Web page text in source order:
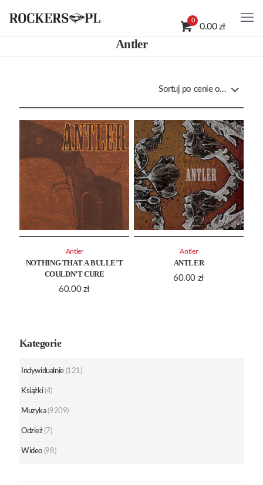
0
0.00 zł
Antler
NOTHING THAT A BULLE’T
COULDN’T CURE
60.00 zł
Antler
ANTLER
60.00 zł
Antler
Kategorie
Indywidualnie (121)
Książki (4)
Muzyka (9209)
Odzież (7)
Wideo (98)